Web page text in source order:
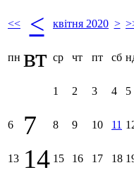
<< < квітня 2020 >
пн вт ср чт пт сб
1 2 3 4 5
6 7 8 9 10 11
13 14 15 16 17 18